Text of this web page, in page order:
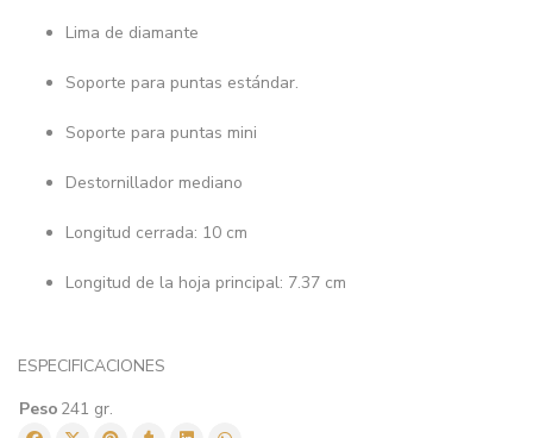
Lima de diamante
Soporte para puntas estándar.
Soporte para puntas mini
Destornillador mediano
Longitud cerrada: 10 cm
Longitud de la hoja principal: 7.37 cm
ESPECIFICACIONES
Peso 241 gr.